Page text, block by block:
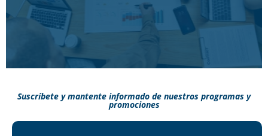
Suscríbete y mantente informado de nuestros programas y
promociones